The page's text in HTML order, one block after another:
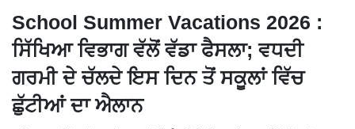
School Summer Vacations 2026 :
ਸਿੱਖਿਆ ਵਿਭਾਗ ਵੱਲੋਂ ਵੱਡਾ ਫੈਸਲਾ; ਵਧਦੀ
ਗਰਮੀ ਦੇ ਚੱਲਦੇ ਇਸ ਦਿਨ ਤੋਂ ਸਕੂਲਾਂ ਵਿੱਚ
ਛੁੱਟੀਆਂ ਦਾ ਐਲਾਨ